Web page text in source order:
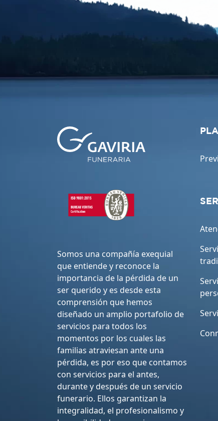
Somos una compañía exequial
que entiende y reconoce la
importancia de la pérdida de un
ser querido y es desde esta
comprensión que hemos
diseñado un amplio portafolio de
servicios para todos los
momentos por los cuales las
familias atraviesan ante una
pérdida, es por eso que contamos
con servicios para el antes,
durante y después de un servicio
funerario. Ellos garantizan la
integralidad, el profesionalismo y